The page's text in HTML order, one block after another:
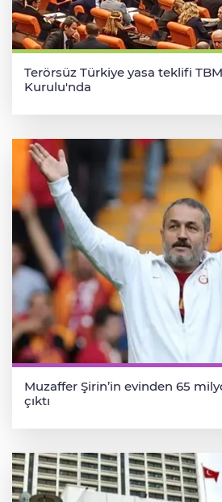
Terörsüz Türkiye yasa teklifi
Kurulu'nda
Muzaffer Şirin’in evinden 65
çıktı